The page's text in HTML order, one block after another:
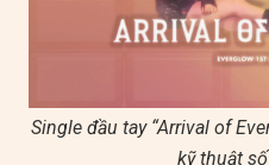
Single đầu tay “Arrival of
kỹ thuật